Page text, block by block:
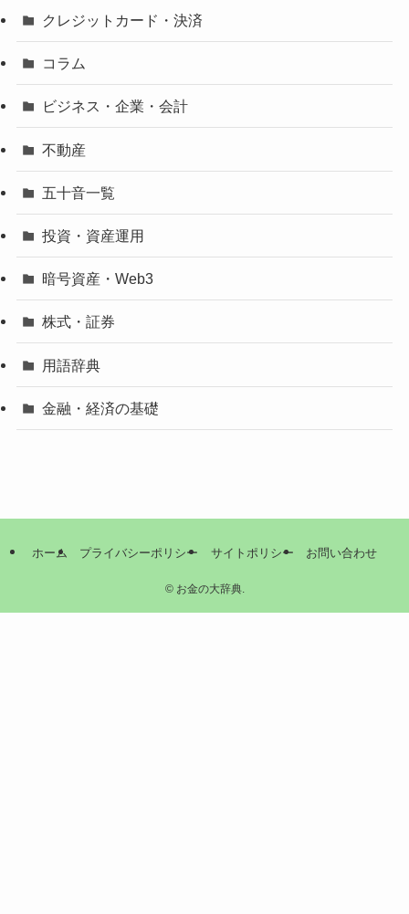
クレジットカード・決済
コラム
ビジネス・企業・会計
不動産
五十音一覧
投資・資産運用
暗号資産・Web3
株式・証券
用語辞典
金融・経済の基礎
ホーム プライバシーポリシー サイトポリシー お問い合わせ
©お金の大辞典.